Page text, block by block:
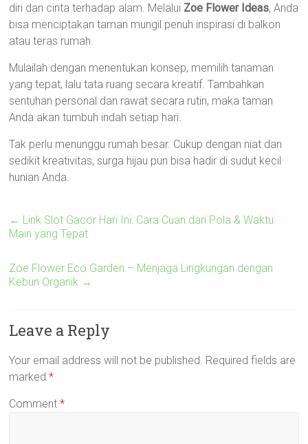
diri dan cinta terhadap alam. Melalui Zoe Flower Ideas, Anda
bisa menciptakan taman mungil penuh inspirasi di balkon
atau teras rumah.
Mulailah dengan menentukan konsep, memilih tanaman
yang tepat, lalu tata ruang secara kreatif. Tambahkan
sentuhan personal dan rawat secara rutin, maka taman
Anda akan tumbuh indah setiap hari.
Tak perlu menunggu rumah besar. Cukup dengan niat dan
sedikit kreativitas, surga hijau pun bisa hadir di sudut kecil
hunian Anda.
← Link Slot Gacor Hari Ini: Cara Cuan dari Pola & Waktu
Main yang Tepat
Zoe Flower Eco Garden – Menjaga Lingkungan dengan
Kebun Organik →
Leave a Reply
Your email address will not be published. Required fields are
marked*
Comment*